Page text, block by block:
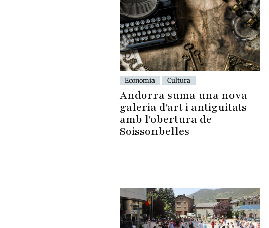
Economia Cultura
Andorra suma una nova
galeria d'art i antiguitats
amb l'obertura de
Soissonbelles